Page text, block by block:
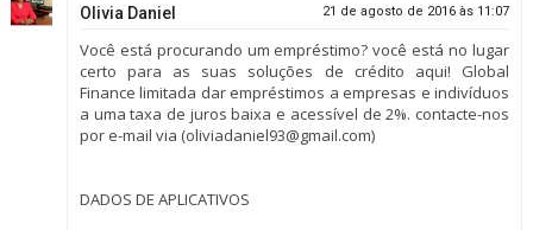
Olivia Daniel 21 de agosto de 2016 às 11:07
Você está procurando um empréstimo? você está no lugar
certo para as suas soluções de crédito aqui! Global
Finance limitada dar empréstimos a empresas e indivíduos
a uma taxa de juros baixa e acessível de 2%. contacte-nos
por e-mail via (oliviadaniel93@gmail.com)
DADOS DE APLICATIVOS